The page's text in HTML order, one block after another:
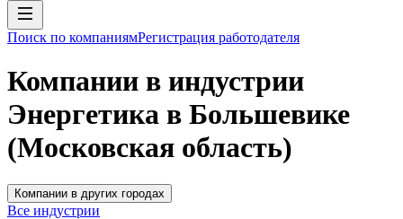
Поиск по компаниямРегистрация работодателя
Компании в индустрии
Энергетика в Большевике
(Московская область)
Компании в других городах
Все индустрии